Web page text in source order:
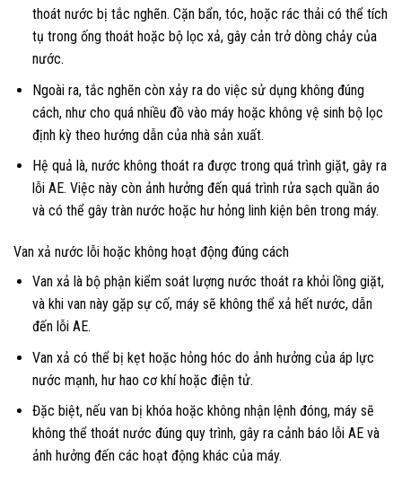
thoát nước bị tắc nghẽn. Cặn bẩn, tóc, hoặc rác thải có thể tích
tụ trong ống thoát hoặc bộ lọc xả, gây cản trở dòng chảy của
nước.
Ngoài ra, tắc nghẽn còn xảy ra do việc sử dụng không đúng
cách, như cho quá nhiều đồ vào máy hoặc không vệ sinh bộ lọc
định kỳ theo hướng dẫn của nhà sản xuất.
Hệ quả là, nước không thoát ra được trong quá trình giặt, gây ra
lỗi AE. Việc này còn ảnh hưởng đến quá trình rửa sạch quần áo
và có thể gây tràn nước hoặc hư hỏng linh kiện bên trong máy.
Van xả nước lỗi hoặc không hoạt động đúng cách
Van xả là bộ phận kiểm soát lượng nước thoát ra khỏi lồng giặt,
và khi van này gặp sự cố, máy sẽ không thể xả hết nước, dẫn
đến lỗi AE.
Van xả có thể bị kẹt hoặc hỏng hóc do ảnh hưởng của áp lực
nước mạnh, hư hao cơ khí hoặc điện tử.
Đặc biệt, nếu van bị khóa hoặc không nhận lệnh đóng, máy sẽ
không thể thoát nước đúng quy trình, gây ra cảnh báo lỗi AE và
ảnh hưởng đến các hoạt động khác của máy.